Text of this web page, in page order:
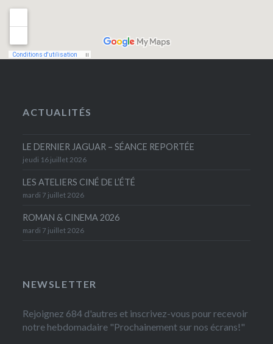
ACTUALITÉS
LE DERNIER JAGUAR – SÉANCE REPORTÉE
jeudi 16 juillet 2026
LES ATELIERS CINÉ DE L’ÉTÉ
mardi 7 juillet 2026
ROMAN & CINEMA 2026
mardi 7 juillet 2026
NEWSLETTER
Rejoignez 684 d'autres et inscrivez-vous pour recevoir
notre hebdomadaire "Prochainement sur nos écrans!"